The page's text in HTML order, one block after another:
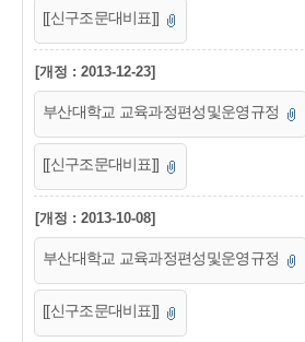
[[신구조문대비표]]
[개정 : 2013-12-23]
부산대학교 교육과정편성및운영규정
[[신구조문대비표]]
[개정 : 2013-10-08]
부산대학교 교육과정편성및운영규정
[[신구조문대비표]]